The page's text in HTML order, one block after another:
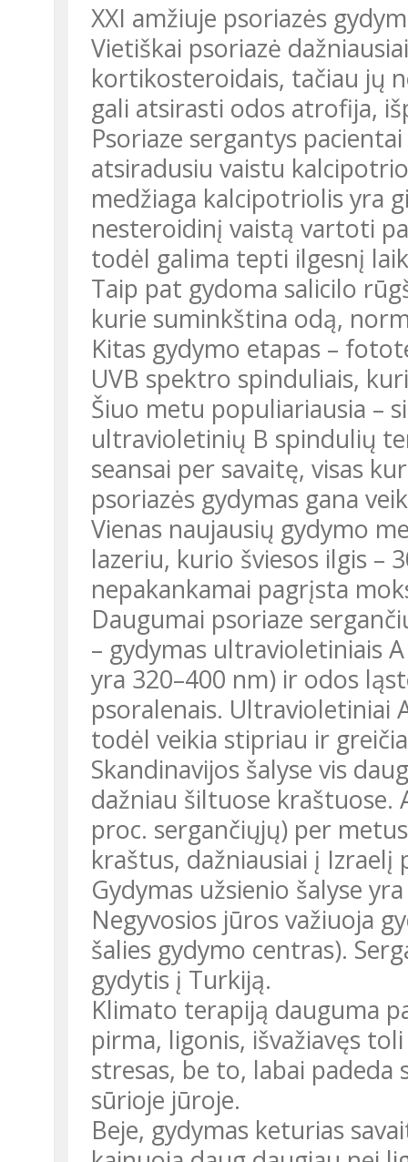
XXI amžiuje psoriazės
Vietiškai psoriazė
kortikosteroidais, tačiau jų
gali atsirasti odos atrofija,
Psoriaze sergantys
atsiradusiu vaistu
medžiaga kalcipotriolis yra
nesteroidinį vaistą vartoti
todėl galima tepti ilgesnį
Taip pat gydoma salicilo
kurie suminkština odą,
Kitas gydymo etapas –
UVB spektro spinduliais,
Šiuo metu populiariausia –
ultravioletinių B spindulių
seansai per savaitę, visas
psoriazės gydymas gana
Vienas naujausių gydymo
lazeriu, kurio šviesos ilgis –
nepakankamai pagrįsta
Daugumai psoriaze
– gydymas ultravioletiniais
yra 320–400 nm) ir odos
psoralenais. Ultravioletiniai
todėl veikia stipriau ir
Skandinavijos šalyse vis
dažniau šiltuose kraštuose.
proc. sergančiųjų) per
kraštus, dažniausiai į Izraelį
Gydymas užsienio šalyse
Negyvosios jūros važiuoja
šalies gydymo centras).
gydytis į Turkiją.
Klimato terapiją dauguma
pirma, ligonis, išvažiavęs
stresas, be to, labai padeda
sūrioje jūroje.
Beje, gydymas keturias